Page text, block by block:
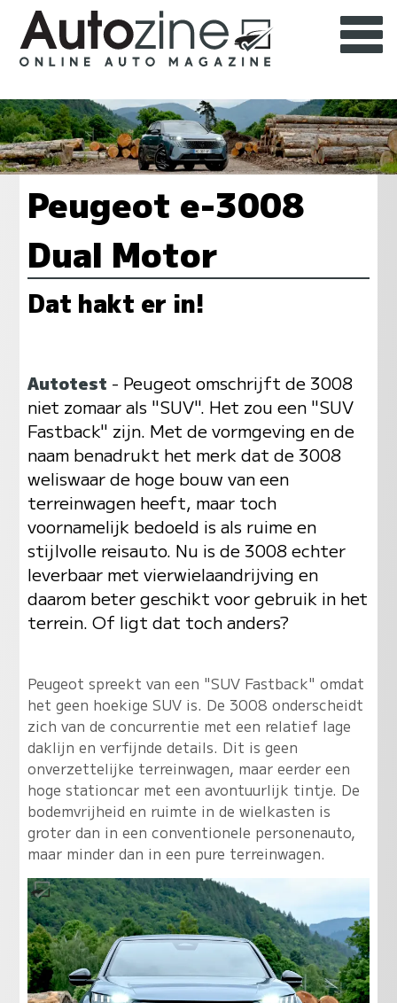
Peugeot e-3008
Dual Motor
Dat hakt er in!
Autotest - Peugeot omschrijft de 3008
niet zomaar als "SUV". Het zou een "SUV
Fastback" zijn. Met de vormgeving en de
naam benadrukt het merk dat de 3008
weliswaar de hoge bouw van een
terreinwagen heeft, maar toch
voornamelijk bedoeld is als ruime en
stijlvolle reisauto. Nu is de 3008 echter
leverbaar met vierwielaandrijving en
daarom beter geschikt voor gebruik in het
terrein. Of ligt dat toch anders?
Peugeot spreekt van een "SUV Fastback" omdat
het geen hoekige SUV is. De 3008 onderscheidt
zich van de concurrentie met een relatief lage
daklijn en verfijnde details. Dit is geen
onverzettelijke terreinwagen, maar eerder een
hoge stationcar met een avontuurlijk tintje. De
bodemvrijheid en ruimte in de wielkasten is
groter dan in een conventionele personenauto,
maar minder dan in een pure terreinwagen.